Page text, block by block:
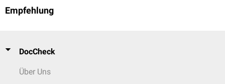
Empfehlung
DocCheck
Über Uns